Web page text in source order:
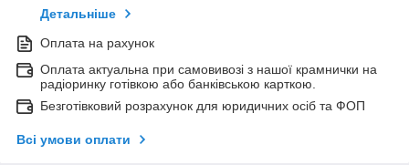
Детальніше
Оплата на рахунок
Оплата актуальна при самовивозі з нашої крамнички на
радіоринку готівкою або банківською карткою.
Безготівковий розрахунок для юридичних осіб та ФОП
Всі умови оплати